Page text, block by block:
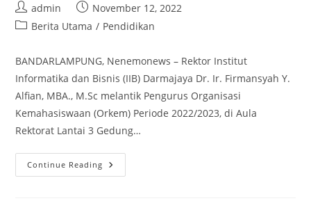
Post
author:
admin
Post
published:
November 12, 2022
PostBerita Utama / Pendidikan
BANDARLAMPUNG, Nenemonews – Rektor Institut
Informatika dan Bisnis (IIB) Darmajaya Dr. Ir. Firmansyah Y.
Alfian, MBA., M.Sc melantik Pengurus Organisasi
Kemahasiswaan (Orkem) Periode 2022/2023, di Aula
Rektorat Lantai 3 Gedung…
Continue Reading Rektor
Kampus